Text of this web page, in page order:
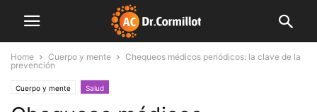
Home Cuerpo y mente
Chequeos médicos periódicos: la clave de la
prevención
Cuerpo y mente Salud